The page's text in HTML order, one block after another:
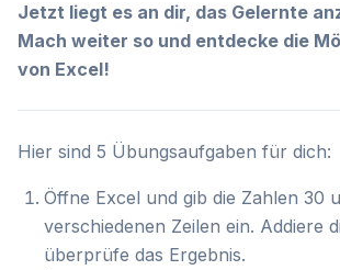
Jetzt liegt es an dir, das Gelernte
Mach weiter so und entdecke die
von Excel!
Hier sind 5 Übungsaufgaben für dich:
Öffne Excel und gib die Zahlen 30
verschiedenen Zeilen ein. Addiere
überprüfe das Ergebnis.